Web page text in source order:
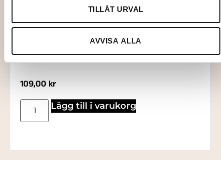
TILLÅT URVAL
AVVISA ALLA
ZINKHINK
109,00 kr
Lägg till i varukorg